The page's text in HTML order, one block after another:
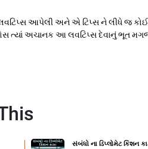
આપેલી અને એ ટિપ્સ ને લીધે જ
ત્યાં અચાનક આ લવટિપ્સ દેવાનું ભૂત
સંબંધો ના ડિપ્લોમેટ કિશન